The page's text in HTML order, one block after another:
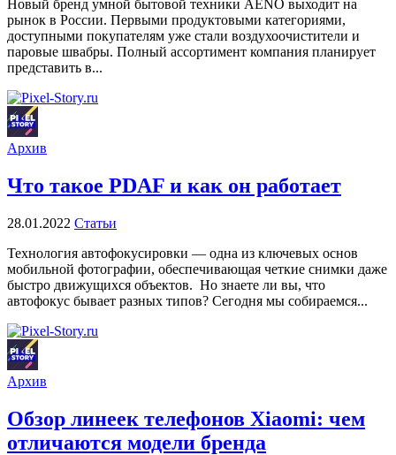
Новый бренд умной бытовой техники AENO выходит на
рынок в России. Первыми продуктовыми категориями,
доступными покупателям уже стали воздухоочистители и
паровые швабры. Полный ассортимент компания планирует
представить в...
Архив
Что такое PDAF и как он работает
28.01.2022 Статьи
Технология автофокусировки — одна из ключевых основ
мобильной фотографии, обеспечивающая четкие снимки даже
быстро движущихся объектов. Но знаете ли вы, что
автофокус бывает разных типов? Сегодня мы собираемся...
Архив
Обзор линеек телефонов Xiaomi: чем
отличаются модели бренда